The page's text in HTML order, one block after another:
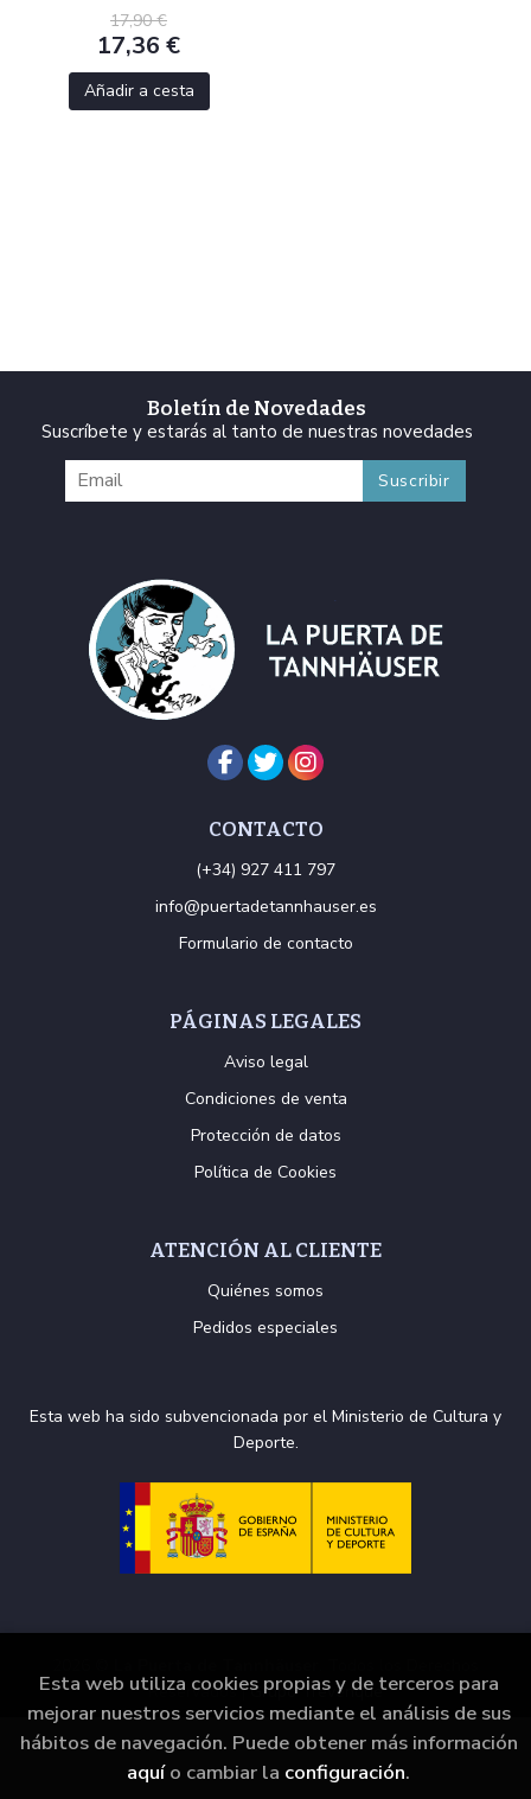
17,90 €
17,36 €
Añadir a cesta
Boletín de Novedades
Suscríbete y estarás al tanto de nuestras novedades
CONTACTO
(+34) 927 411 797
info@puertadetannhauser.es
Formulario de contacto
PÁGINAS LEGALES
Aviso legal
Condiciones de venta
Protección de datos
Política de Cookies
ATENCIÓN AL CLIENTE
Quiénes somos
Pedidos especiales
Esta web ha sido subvencionada por el Ministerio de Cultura y
Deporte.
Reservados |Grupo Trevenque
Esta web utiliza cookies propias y de terceros para
mejorar nuestros servicios mediante el análisis de sus
hábitos de navegación. Puede obtener más información
aquío cambiar la configuración.